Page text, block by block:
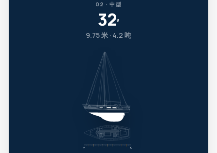
02 · 中型
32′
9.75 米 · 4.2 吨